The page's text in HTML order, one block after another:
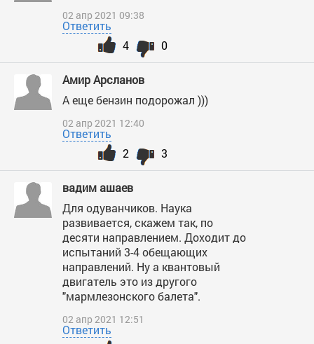
02 апр 2021 09:38
Ответить
0
4
Амир Арсланов
А еще бензин подорожал )))
02 апр 2021 12:40
Ответить
3
2
вадим ашаев
Для одуванчиков. Наука
развивается, скажем так, по
десяти направлением. Доходит до
испытаний 3-4 обещающих
направлений. Ну а квантовый
двигатель это из другого
"мармлезонского балета".
02 апр 2021 12:51
Ответить